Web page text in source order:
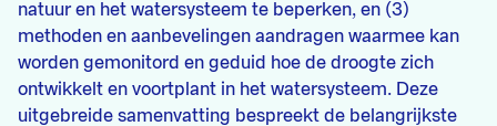
natuur en het watersysteem te beperken, en (3)
methoden en aanbevelingen aandragen waarmee kan
worden gemonitord en geduid hoe de droogte zich
ontwikkelt en voortplant in het watersysteem. Deze
uitgebreide samenvatting bespreekt de belangrijkste